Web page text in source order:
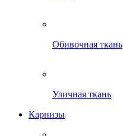
Обивочная ткань
Уличная ткань
Карнизы